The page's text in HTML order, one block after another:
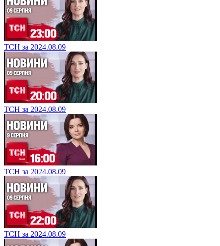
ТСН за 2024.08.09
ТСН за 2024.08.09
ТСН за 2024.08.09
ТСН за 2024.08.09